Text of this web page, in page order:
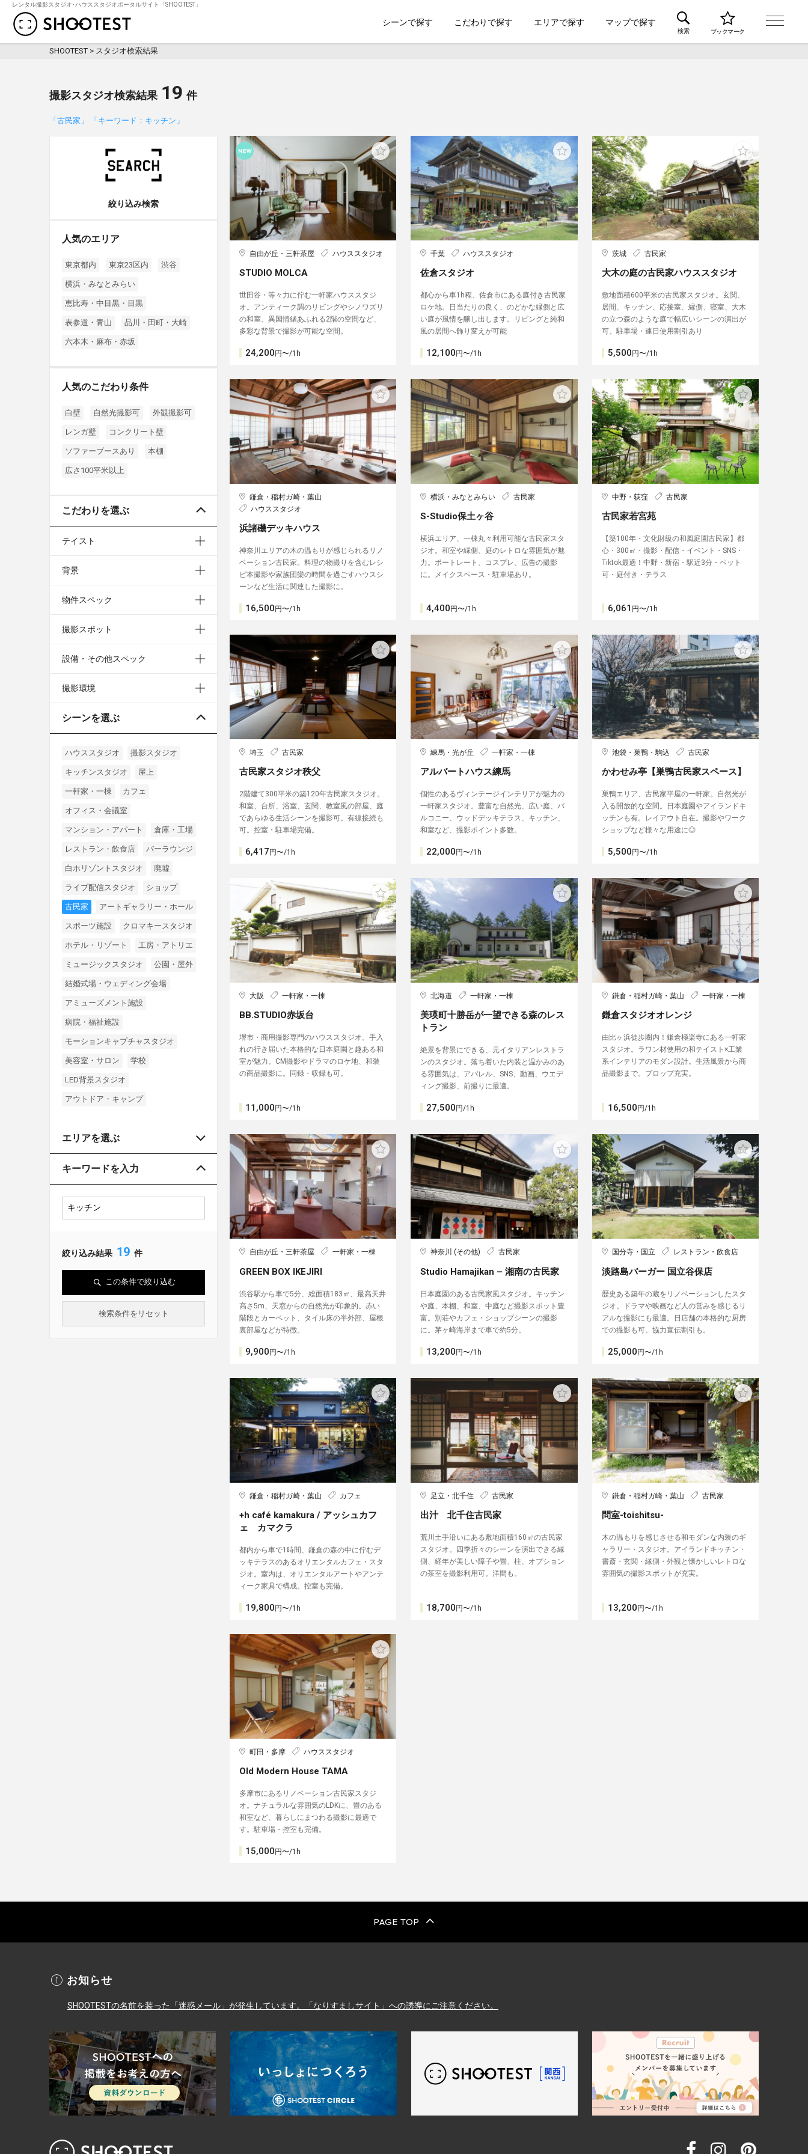
レンタル撮影スタジオ･ハウススタジオポータルサイト「SHOOTEST」
シーンで探す こだわりで探す エリアで探す マップで探す
検索 ブックマーク
SHOOTEST > スタジオ検索結果
撮影スタジオ検索結果 19 件
「古民家」 「キーワード：キッチン」
自由が丘・三軒茶屋 ハウススタジオ
STUDIO MOLCA
世田谷・等々力に佇む一軒家ハウススタジ
オ。アンティーク調のリビングやシノワズリ
の和室、異国情緒あふれる2階の空間など、
多彩な背景で撮影が可能な空間。
24,200 円〜/1h
千葉 ハウススタジオ
佐倉スタジオ
都心から車1h程、佐倉市にある庭付き古民家
ロケ地。日当たりの良く、のどかな縁側と広
い庭が風情を醸し出します。リビングと純和
風の居間へ飾り変えが可能
12,100 円〜/1h
茨城 古民家
大木の庭の古民家ハウススタジオ
敷地面積600平米の古民家スタジオ。玄関、
居間、キッチン、応接室、縁側、寝室、大木
の立つ森のような庭で幅広いシーンの演出が
可。駐車場・連日使用割引あり
5,500 円〜/1h
鎌倉・稲村ガ崎・葉山
ハウススタジオ
浜諸磯デッキハウス
神奈川エリアの木の温もりが感じられるリノ
ベーション古民家。料理の物撮りを含むレシ
ピ本撮影や家族団欒の時間を過ごすハウスシ
ーンなど生活に関連した撮影に。
16,500 円〜/1h
横浜・みなとみらい 古民家
S-Studio保土ヶ谷
横浜エリア、一棟丸々利用可能な古民家スタ
ジオ。和室や縁側、庭のレトロな雰囲気が魅
力。ポートレート、コスプレ、広告の撮影
に。メイクスペース・駐車場あり。
4,400 円〜/1h
中野・荻窪 古民家
古民家若宮苑
【築100年・文化財級の和風庭園古民家】都
心・300㎡・撮影・配信・イベント・SNS・
Tiktok最適！中野・新宿・駅近3分・ペット
可・庭付き・テラス
6,061 円〜/1h
埼玉 古民家
古民家スタジオ秩父
2階建て300平米の築120年古民家スタジオ。
和室、台所、浴室、玄関、教室風の部屋、庭
であらゆる生活シーンを撮影可。有線接続も
可。控室・駐車場完備。
6,417 円〜/1h
練馬・光が丘 一軒家・一棟
アルバートハウス練馬
個性のあるヴィンテージインテリアが魅力の
一軒家スタジオ。豊富な自然光、広い庭、バ
ルコニー、ウッドデッキテラス、キッチン、
和室など、撮影ポイント多数。
22,000 円〜/1h
池袋・巣鴨・駒込 古民家
かわせみ亭【巣鴨古民家スペース】
巣鴨エリア、古民家平屋の一軒家。自然光が
入る開放的な空間。日本庭園やアイランドキ
ッチンも有。レイアウト自在。撮影やワーク
ショップなど様々な用途に◎
5,500 円〜/1h
大阪 一軒家・一棟
BB.STUDIO赤坂台
堺市・商用撮影専門のハウススタジオ。手入
れの行き届いた本格的な日本庭園と趣ある和
室が魅力。CM撮影やドラマのロケ地、和装
の商品撮影に。同録・収録も可。
11,000 円〜/1h
北海道 一軒家・一棟
美瑛町十勝岳が一望できる森のレス
トラン
絶景を背景にできる、元イタリアンレストラ
ンのスタジオ。落ち着いた内装と温かみのあ
る雰囲気は、アパレル、SNS、動画、ウエデ
ィング撮影、前撮りに最適。
27,500 円/1h
鎌倉・稲村ガ崎・葉山 一軒家・一棟
鎌倉スタジオオレンジ
由比ヶ浜徒歩圏内！鎌倉極楽寺にある一軒家
スタジオ。ラワン材使用の和テイスト×工業
系インテリアのモダン設計。生活風景から商
品撮影まで。プロップ充実。
16,500 円/1h
自由が丘・三軒茶屋 一軒家・一棟
GREEN BOX IKEJIRI
渋谷駅から車で5分、総面積183㎡、最高天井
高さ5m、天窓からの自然光が印象的。赤い
階段とカーペット、タイル床の半外部、屋根
裏部屋などが特徴。
9,900円〜/1h
神奈川 (その他) 古民家
Studio Hamajikan – 湘南の古民家
日本庭園のある古民家風スタジオ。キッチン
や庭、本棚、和室、中庭など撮影スポット豊
富。別荘やカフェ・ショップシーンの撮影
に。茅ヶ崎海岸まで車で約5分。
13,200円〜/1h
国分寺・国立 レストラン・飲食店
淡路島バーガー 国立谷保店
歴史ある築年の蔵をリノベーションしたスタ
ジオ。ドラマや映画など人の営みを感じるリ
アルな撮影にも最適。日店舗の本格的な厨房
での撮影も可。協力宣伝割引も。
25,000円〜/1h
鎌倉・稲村ガ崎・葉山 カフェ
+h café kamakura / アッシュカフ
ェ カマクラ
都内から車で1時間、鎌倉の森の中に佇むデ
ッキテラスのあるオリエンタルカフェ・スタ
ジオ。室内は、オリエンタルアートやアンテ
ィーク家具で構成。控室も完備。
19,800円〜/1h
足立・北千住 古民家
出汁 北千住古民家
荒川土手沿いにある敷地面積160㎡の古民家
スタジオ。四季折々のシーンを演出できる縁
側、経年が美しい障子や畳、柱、オプション
の茶室を撮影利用可。洋間も。
18,700円〜/1h
鎌倉・稲村ガ崎・葉山 古民家
問室-toishitsu-
木の温もりを感じさせる和モダンな内装のギ
ャラリー・スタジオ。アイランドキッチン・
書斎・玄関・縁側・外観と懐かしいレトロな
雰囲気の撮影スポットが充実。
13,200円〜/1h
町田・多摩 ハウススタジオ
Old Modern House TAMA
多摩市にあるリノベーション古民家スタジ
オ。ナチュラルな雰囲気のLDKに、畳のある
和室など、暮らしにまつわる撮影に最適で
す。駐車場・控室も完備。
15,000円〜/1h
絞り込み検索
人気のエリア
東京都内 東京23区内 渋谷
横浜・みなとみらい
恵比寿・中目黒・目黒
表参道・青山 品川・田町・大崎
六本木・麻布・赤坂
人気のこだわり条件
白壁 自然光撮影可 外観撮影可
レンガ壁 コンクリート壁
ソファーブースあり 本棚
広さ100平米以上
こだわりを選ぶ
テイスト
背景
物件スペック
撮影スポット
設備・その他スペック
撮影環境
シーンを選ぶ
ハウススタジオ 撮影スタジオ
キッチンスタジオ 屋上
一軒家・一棟 カフェ
オフィス・会議室
マンション・アパート 倉庫・工場
レストラン・飲食店 バーラウンジ
白ホリゾントスタジオ 廃墟
ライブ配信スタジオ ショップ
古民家 アートギャラリー・ホール
スポーツ施設 クロマキースタジオ
ホテル・リゾート 工房・アトリエ
ミュージックスタジオ 公園・屋外
結婚式場・ウェディング会場
アミューズメント施設
病院・福祉施設
モーションキャプチャスタジオ
美容室・サロン 学校
LED背景スタジオ
アウトドア・キャンプ
エリアを選ぶ
キーワードを入力
絞り込み結果 19 件
この条件で絞り込む
検索条件をリセット
PAGE TOP
お知らせ
SHOOTESTの名前を装った「迷惑メール」が発生しています。「なりすましサイト」への誘導にご注意ください。